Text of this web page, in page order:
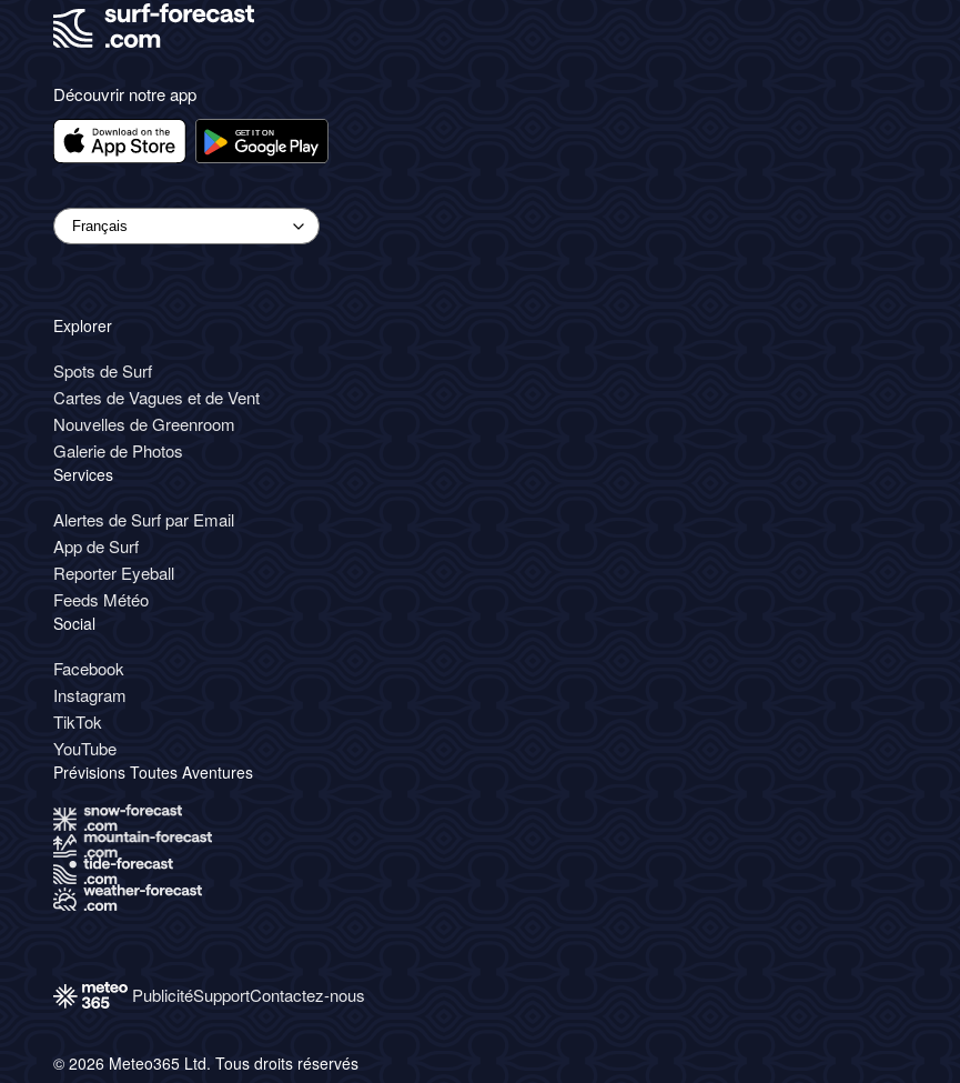
Découvrir notre app
Explorer
Spots de Surf
Cartes de Vagues et de Vent
Nouvelles de Greenroom
Galerie de Photos
Services
Alertes de Surf par Email
App de Surf
Reporter Eyeball
Feeds Météo
Social
Facebook
Instagram
TikTok
YouTube
Prévisions Toutes Aventures
PublicitéSupportContactez-nous
© 2026 Meteo365 Ltd. Tous droits réservés